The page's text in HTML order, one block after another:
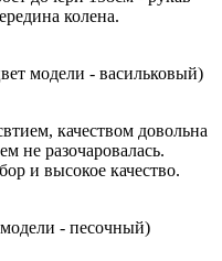
колена.
модели - васильковый)
качеством довольна
не разочаровалась.
и высокое качество.
- песочный)